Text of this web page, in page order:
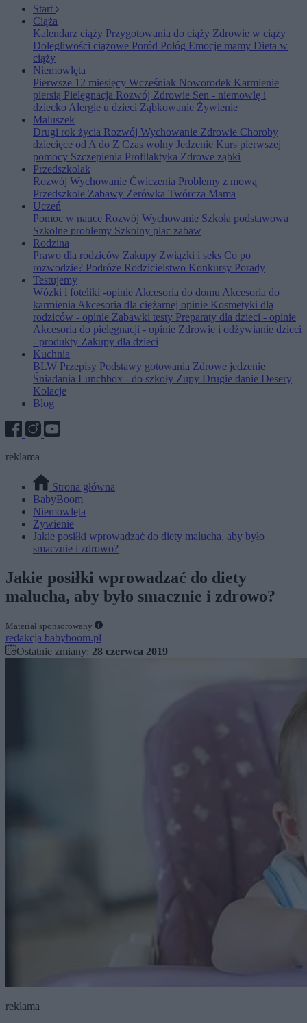
Start
Ciąża
Kalendarz ciąży Przygotowania do ciąży Zdrowie w ciąży
Dolegliwości ciążowe Poród Połóg Emocje mamy Dieta w
ciąży
Niemowlęta
Pierwsze 12 miesięcy Wcześniak Noworodek Karmienie
piersią Pielęgnacja Rozwój Zdrowie Sen - niemowlę i
dziecko Alergie u dzieci Ząbkowanie Żywienie
Maluszek
Drugi rok życia Rozwój Wychowanie Zdrowie Choroby
dziecięce od A do Z Czas wolny Jedzenie Kurs pierwszej
pomocy Szczepienia Profilaktyka Zdrowe ząbki
Przedszkolak
Rozwój Wychowanie Ćwiczenia Problemy z mową
Przedszkole Zabawy Zerówka Twórcza Mama
Uczeń
Pomoc w nauce Rozwój Wychowanie Szkoła podstawowa
Szkolne problemy Szkolny plac zabaw
Rodzina
Prawo dla rodziców Zakupy Związki i seks Co po
rozwodzie? Podróże Rodzicielstwo Konkursy Porady
Testujemy
Wózki i foteliki -opinieAkcesoria do domu Akcesoria do
karmieniaAkcesoria dla ciężarnej opinie Kosmetyki dla
rodziców - opinie Zabawki testy Preparaty dla dzieci - opinie
Akcesoria do pielęgnacji - opinie Zdrowie i odżywianie dzieci
- produkty Zakupy dla dzieci
Kuchnia
BLW Przepisy Podstawy gotowania Zdrowe jedzenie
Śniadania Lunchbox - do szkoły Zupy Drugie danie Desery
Kolacje
Blog
reklama
Strona główna
BabyBoom
Niemowlęta
Żywienie
Jakie posiłki wprowadzać do diety malucha, aby było
smacznie i zdrowo?
Jakie posiłki wprowadzać do diety
malucha, aby było smacznie i zdrowo?
Materiał sponsorowany
redakcja babyboom.pl
Ostatnie zmiany: 28 czerwca 2019
reklama